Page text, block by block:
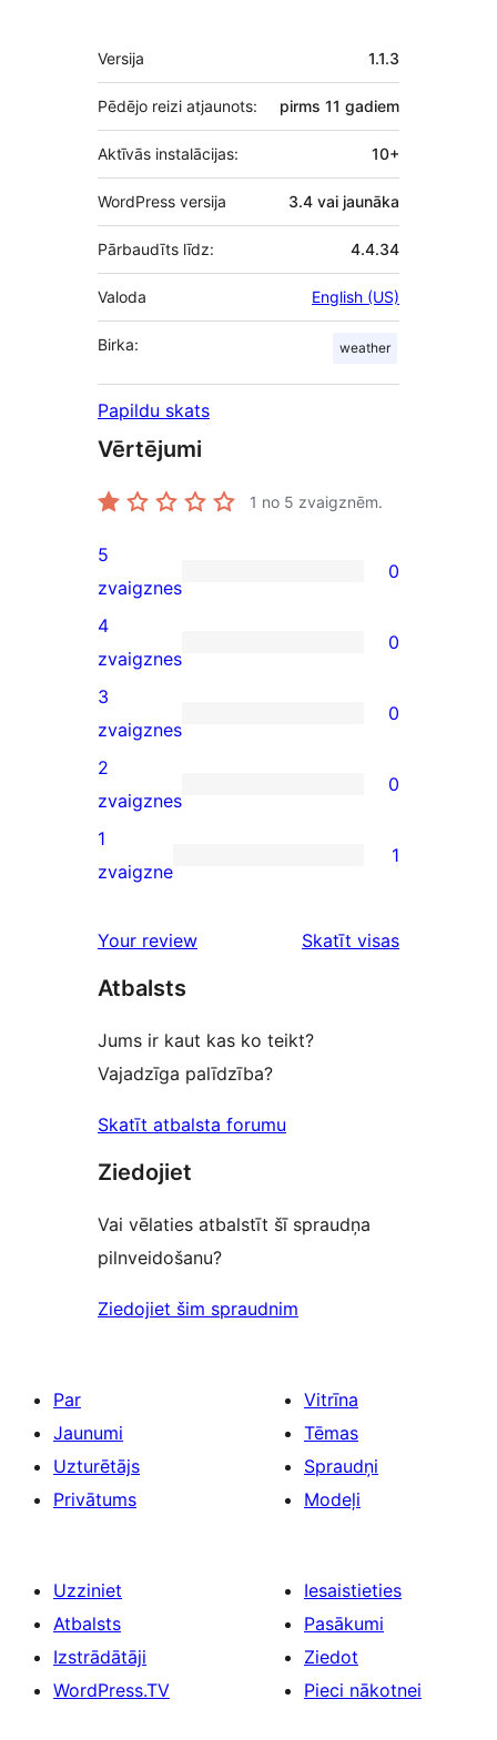
Meta
Versija 1.1.3
Pēdējo reizi atjaunots: pirms 11 gadiem
Aktīvās instalācijas: 10+
WordPress versija 3.4 vai jaunāka
Pārbaudīts līdz: 4.4.34
Valoda English (US)
Birka: weather
Papildu skats
Vērtējumi
1 no 5 zvaigznēm.
0
5-
star
reviews
5
zvaigznes
0
0
4-
star
reviews
4
zvaigznes
0
0
3-
star
reviews
3
zvaigznes
0
0
2-
star
2
zvaigznes
0
1
star
1
zvaigzne
1
Your review Skatīt visasatsauksmes
Atbalsts
Jums ir kaut kas ko teikt?
Vajadzīga palīdzība?
Skatīt atbalsta forumu
Ziedojiet
Vai vēlaties atbalstīt šī spraudņa
pilnveidošanu?
Ziedojiet šim spraudnim
Par
Jaunumi
Uzturētājs
Privātums
Vitrīna
Tēmas
Spraudņi
Modeļi
Uzziniet
Atbalsts
Izstrādātāji
WordPress.TV
Iesaistieties
Pasākumi
Ziedot
Pieci nākotnei